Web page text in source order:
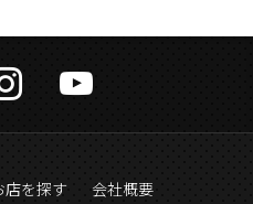
店を探す
会社概要